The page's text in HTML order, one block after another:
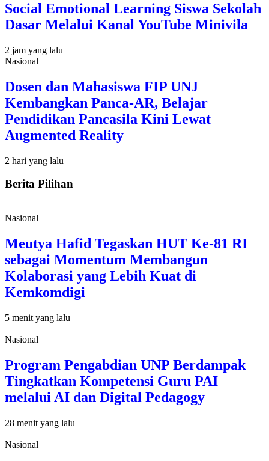
Social Emotional Learning Siswa Sekolah
Dasar Melalui Kanal YouTube Minivila
2 jam yang lalu
Nasional
Dosen dan Mahasiswa FIP UNJ
Kembangkan Panca-AR, Belajar
Pendidikan Pancasila Kini Lewat
Augmented Reality
2 hari yang lalu
Berita Pilihan
Nasional
Meutya Hafid Tegaskan HUT Ke-81 RI
sebagai Momentum Membangun
Kolaborasi yang Lebih Kuat di
Kemkomdigi
5 menit yang lalu
Nasional
Program Pengabdian UNP Berdampak
Tingkatkan Kompetensi Guru PAI
melalui AI dan Digital Pedagogy
28 menit yang lalu
Nasional